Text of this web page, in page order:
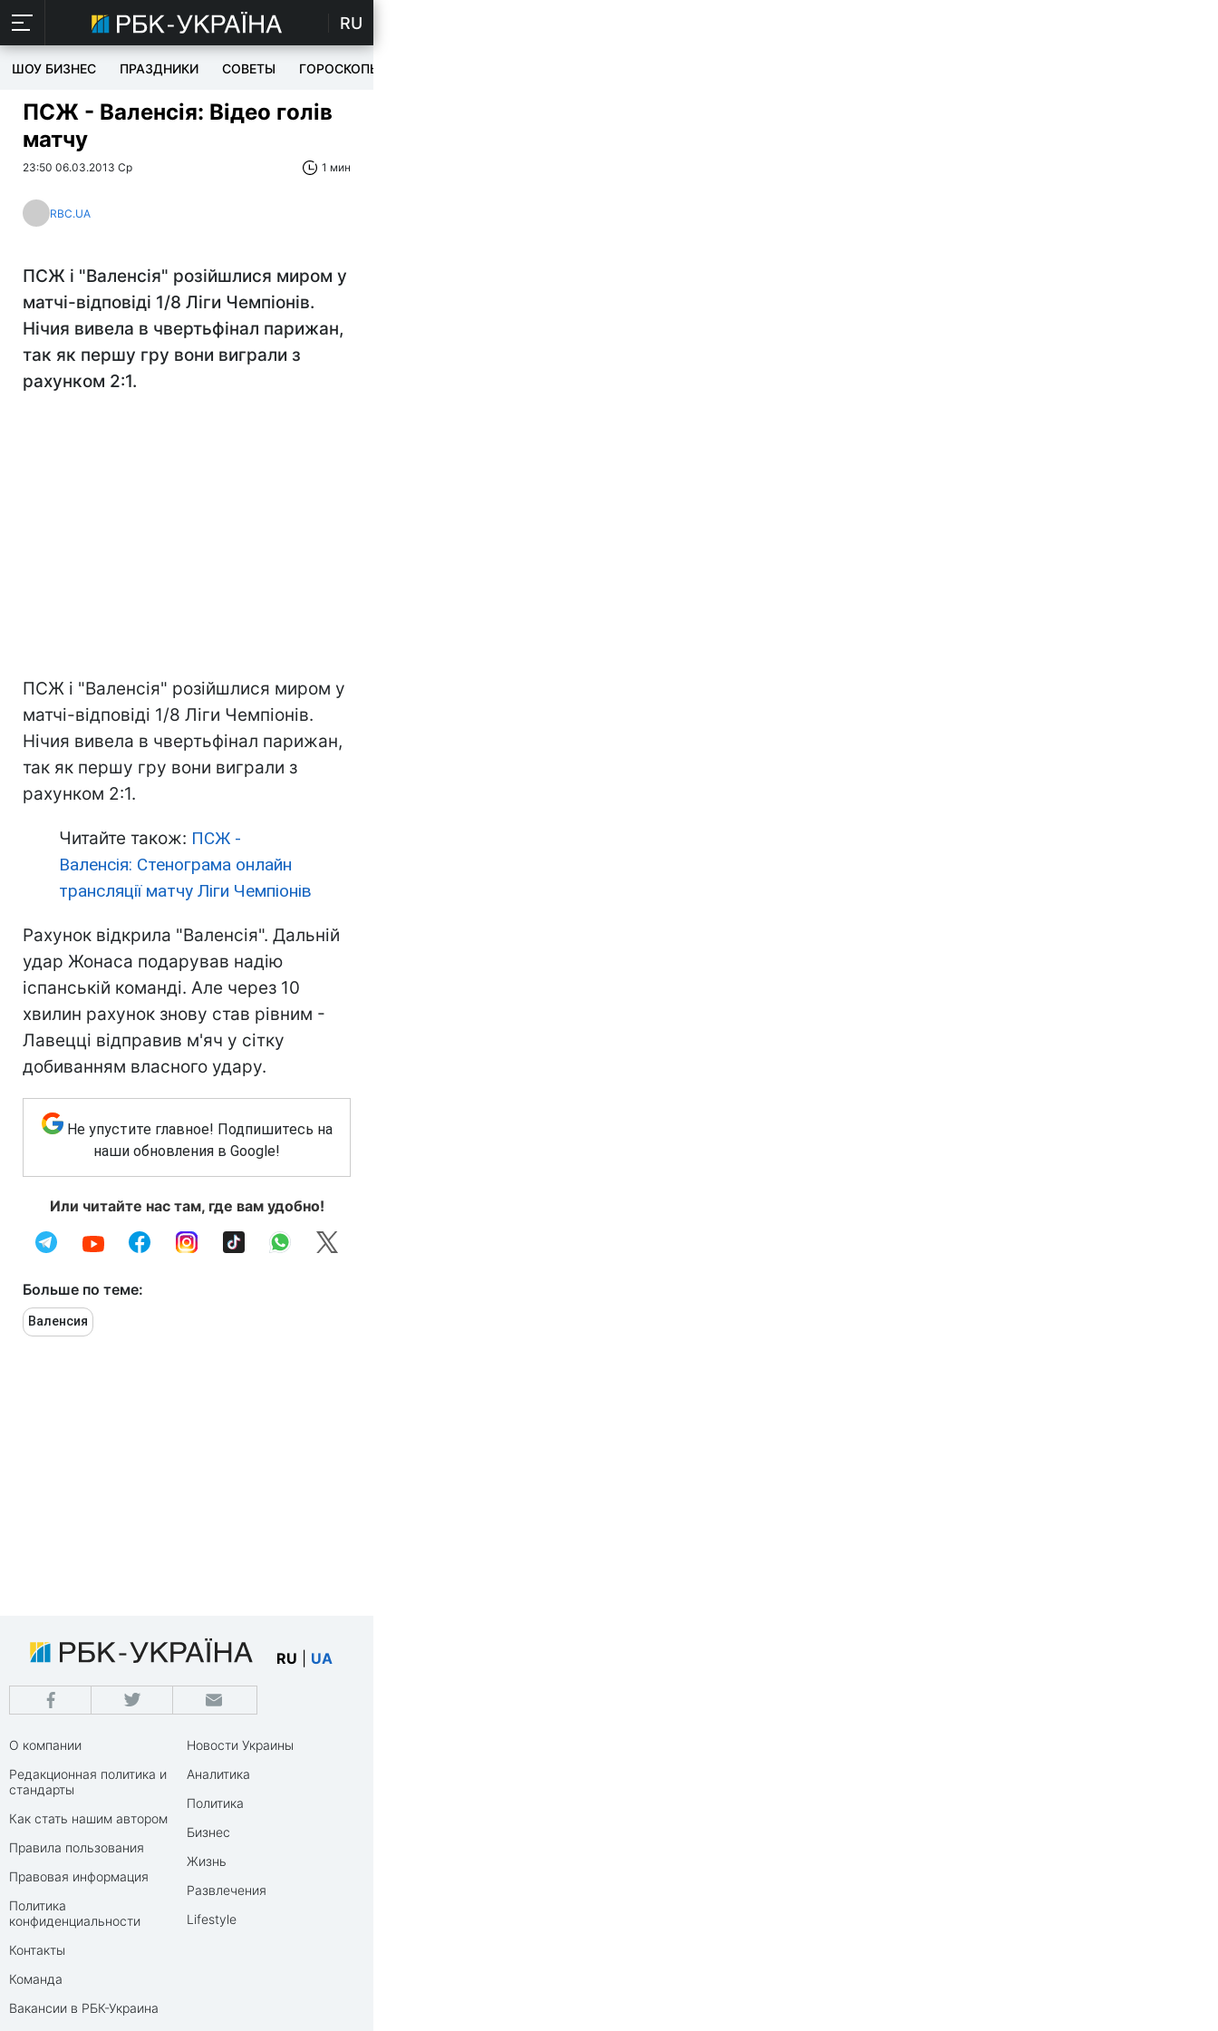
RU
ШОУ БИЗНЕС ПРАЗДНИКИ СОВЕТЫ ГОРОСКОПЫ
ПСЖ - Валенсія: Відео голів
матчу
23:50 06.03.2013 Ср 1 мин
RBC.UA
ПСЖ і "Валенсія" розійшлися миром у
матчі-відповіді 1/8 Ліги Чемпіонів.
Нічия вивела в чвертьфінал парижан,
так як першу гру вони виграли з
рахунком 2:1.
ПСЖ і "Валенсія" розійшлися миром у
матчі-відповіді 1/8 Ліги Чемпіонів.
Нічия вивела в чвертьфінал парижан,
так як першу гру вони виграли з
рахунком 2:1.
Читайте також: ПСЖ -
Валенсія: Стенограма онлайн
трансляції матчу Ліги Чемпіонів
Рахунок відкрила "Валенсія". Дальній
удар Жонаса подарував надію
іспанській команді. Але через 10
хвилин рахунок знову став рівним -
Лавецці відправив м'яч у сітку
добиванням власного удару.
Не упустите главное! Подпишитесь на
наши обновления в Google!
Или читайте нас там, где вам удобно!
Больше по теме:
Валенсия
RU UA
О компании
Редакционная политика и
стандарты
Как стать нашим автором
Правила пользования
Правовая информация
Политика
конфиденциальности
Контакты
Команда
Вакансии в РБК-Украина
Новости Украины
Аналитика
Политика
Бизнес
Жизнь
Развлечения
Lifestyle